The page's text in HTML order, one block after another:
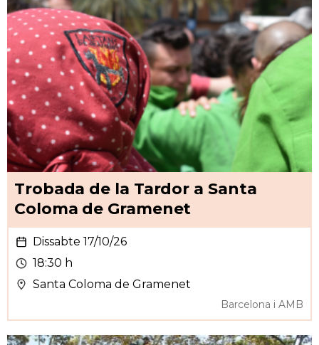
Trobada de la Tardor a Santa
Coloma de Gramenet
Dissabte 17/10/26
18:30 h
Santa Coloma de Gramenet
Barcelona i AMB